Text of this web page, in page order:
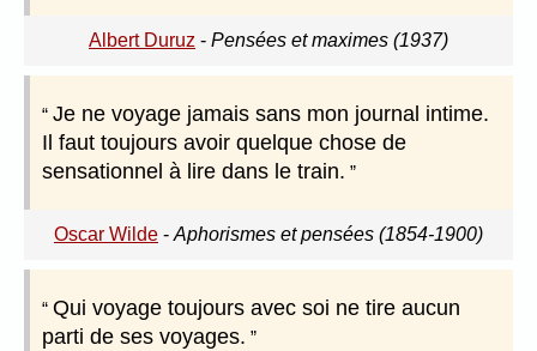
Albert Duruz - Pensées et maximes (1937)
Je ne voyage jamais sans mon journal intime.
Il faut toujours avoir quelque chose de
sensationnel à lire dans le train.
Oscar Wilde - Aphorismes et pensées (1854-1900)
Qui voyage toujours avec soi ne tire aucun
parti de ses voyages.